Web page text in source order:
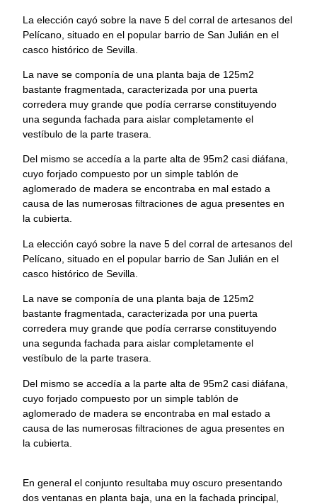
La elección cayó sobre la nave 5 del corral de artesanos del
Pelícano, situado en el popular barrio de San Julián en el
casco histórico de Sevilla.
La nave se componía de una planta baja de 125m2
bastante fragmentada, caracterizada por una puerta
corredera muy grande que podía cerrarse constituyendo
una segunda fachada para aislar completamente el
vestíbulo de la parte trasera.
Del mismo se accedía a la parte alta de 95m2 casi diáfana,
cuyo forjado compuesto por un simple tablón de
aglomerado de madera se encontraba en mal estado a
causa de las numerosas filtraciones de agua presentes en
la cubierta.
La elección cayó sobre la nave 5 del corral de artesanos del
Pelícano, situado en el popular barrio de San Julián en el
casco histórico de Sevilla.
La nave se componía de una planta baja de 125m2
bastante fragmentada, caracterizada por una puerta
corredera muy grande que podía cerrarse constituyendo
una segunda fachada para aislar completamente el
vestíbulo de la parte trasera.
Del mismo se accedía a la parte alta de 95m2 casi diáfana,
cuyo forjado compuesto por un simple tablón de
aglomerado de madera se encontraba en mal estado a
causa de las numerosas filtraciones de agua presentes en
la cubierta.
En general el conjunto resultaba muy oscuro presentando
dos ventanas en planta baja, una en la fachada principal,